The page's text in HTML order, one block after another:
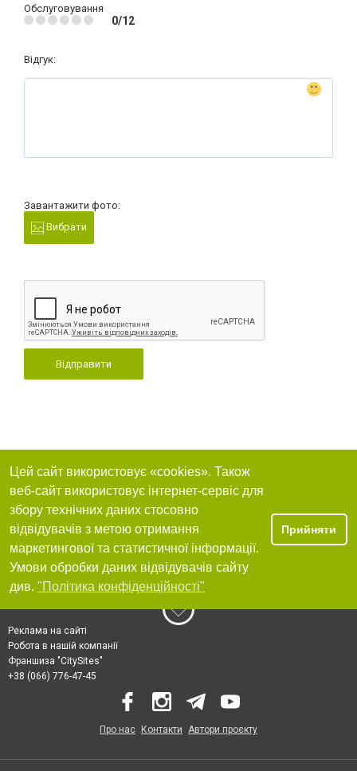
Обслуговування
0/12
Відгук:
Завантажити фото:
Вибрати
Відправити
Цей сайт використовує «cookies». Також
веб-сайт використовує інтернет-сервіс для
збору технічних даних стосовно
відвідувачів з метою отримання
маркетингової та статистичної інформації.
Умови обробки даних відвідувачів сайту
див. "Політика конфіденційності"
Прийняти
Реклама на сайті
Робота в нашій компанії
Франшиза "CitySites"
+38 (066) 776-47-45
Про нас Контакти Автори проєкту